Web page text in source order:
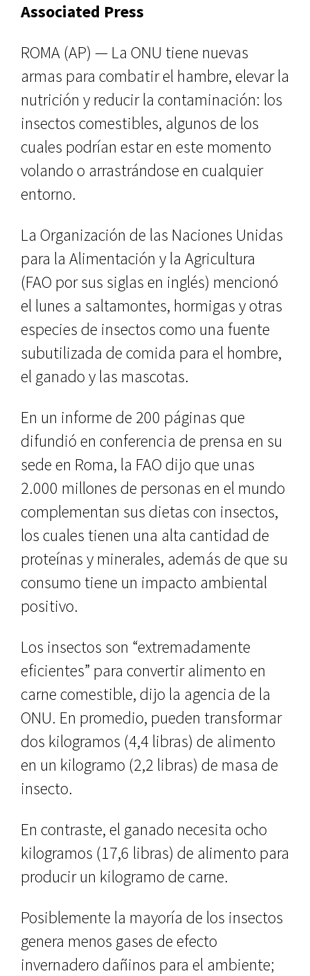
Associated Press
ROMA (AP) — La ONU tiene nuevas
armas para combatir el hambre, elevar la
nutrición y reducir la contaminación: los
insectos comestibles, algunos de los
cuales podrían estar en este momento
volando o arrastrándose en cualquier
entorno.
La Organización de las Naciones Unidas
para la Alimentación y la Agricultura
(FAO por sus siglas en inglés) mencionó
el lunes a saltamontes, hormigas y otras
especies de insectos como una fuente
subutilizada de comida para el hombre,
el ganado y las mascotas.
En un informe de 200 páginas que
difundió en conferencia de prensa en su
sede en Roma, la FAO dijo que unas
2.000 millones de personas en el mundo
complementan sus dietas con insectos,
los cuales tienen una alta cantidad de
proteínas y minerales, además de que su
consumo tiene un impacto ambiental
positivo.
Los insectos son “extremadamente
eficientes” para convertir alimento en
carne comestible, dijo la agencia de la
ONU. En promedio, pueden transformar
dos kilogramos (4,4 libras) de alimento
en un kilogramo (2,2 libras) de masa de
insecto.
En contraste, el ganado necesita ocho
kilogramos (17,6 libras) de alimento para
producir un kilogramo de carne.
Posiblemente la mayoría de los insectos
genera menos gases de efecto
invernadero dañinos para el ambiente;